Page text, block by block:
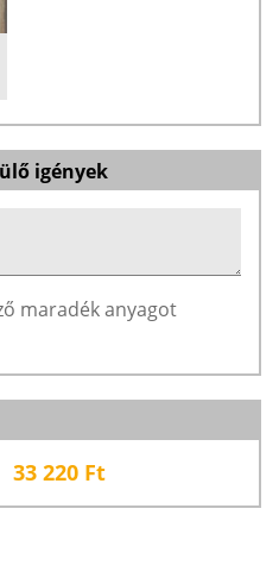
igények
maradék anyagot
33 220 Ft